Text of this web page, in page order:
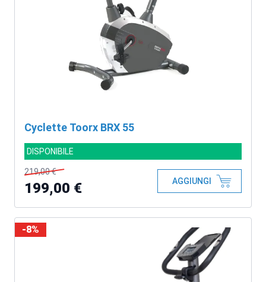
Cyclette Toorx BRX 55
DISPONIBILE
219,00 €
199,00 € AGGIUNGI
-8%